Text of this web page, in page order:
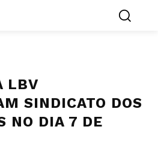
LBV
SINDICATO DOS
NO DIA 7 DE